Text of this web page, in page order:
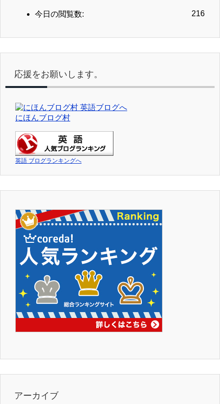
216
今日の閲覧数:
応援をお願いします。
にほんブログ村
英語 ブログランキングへ
アーカイブ